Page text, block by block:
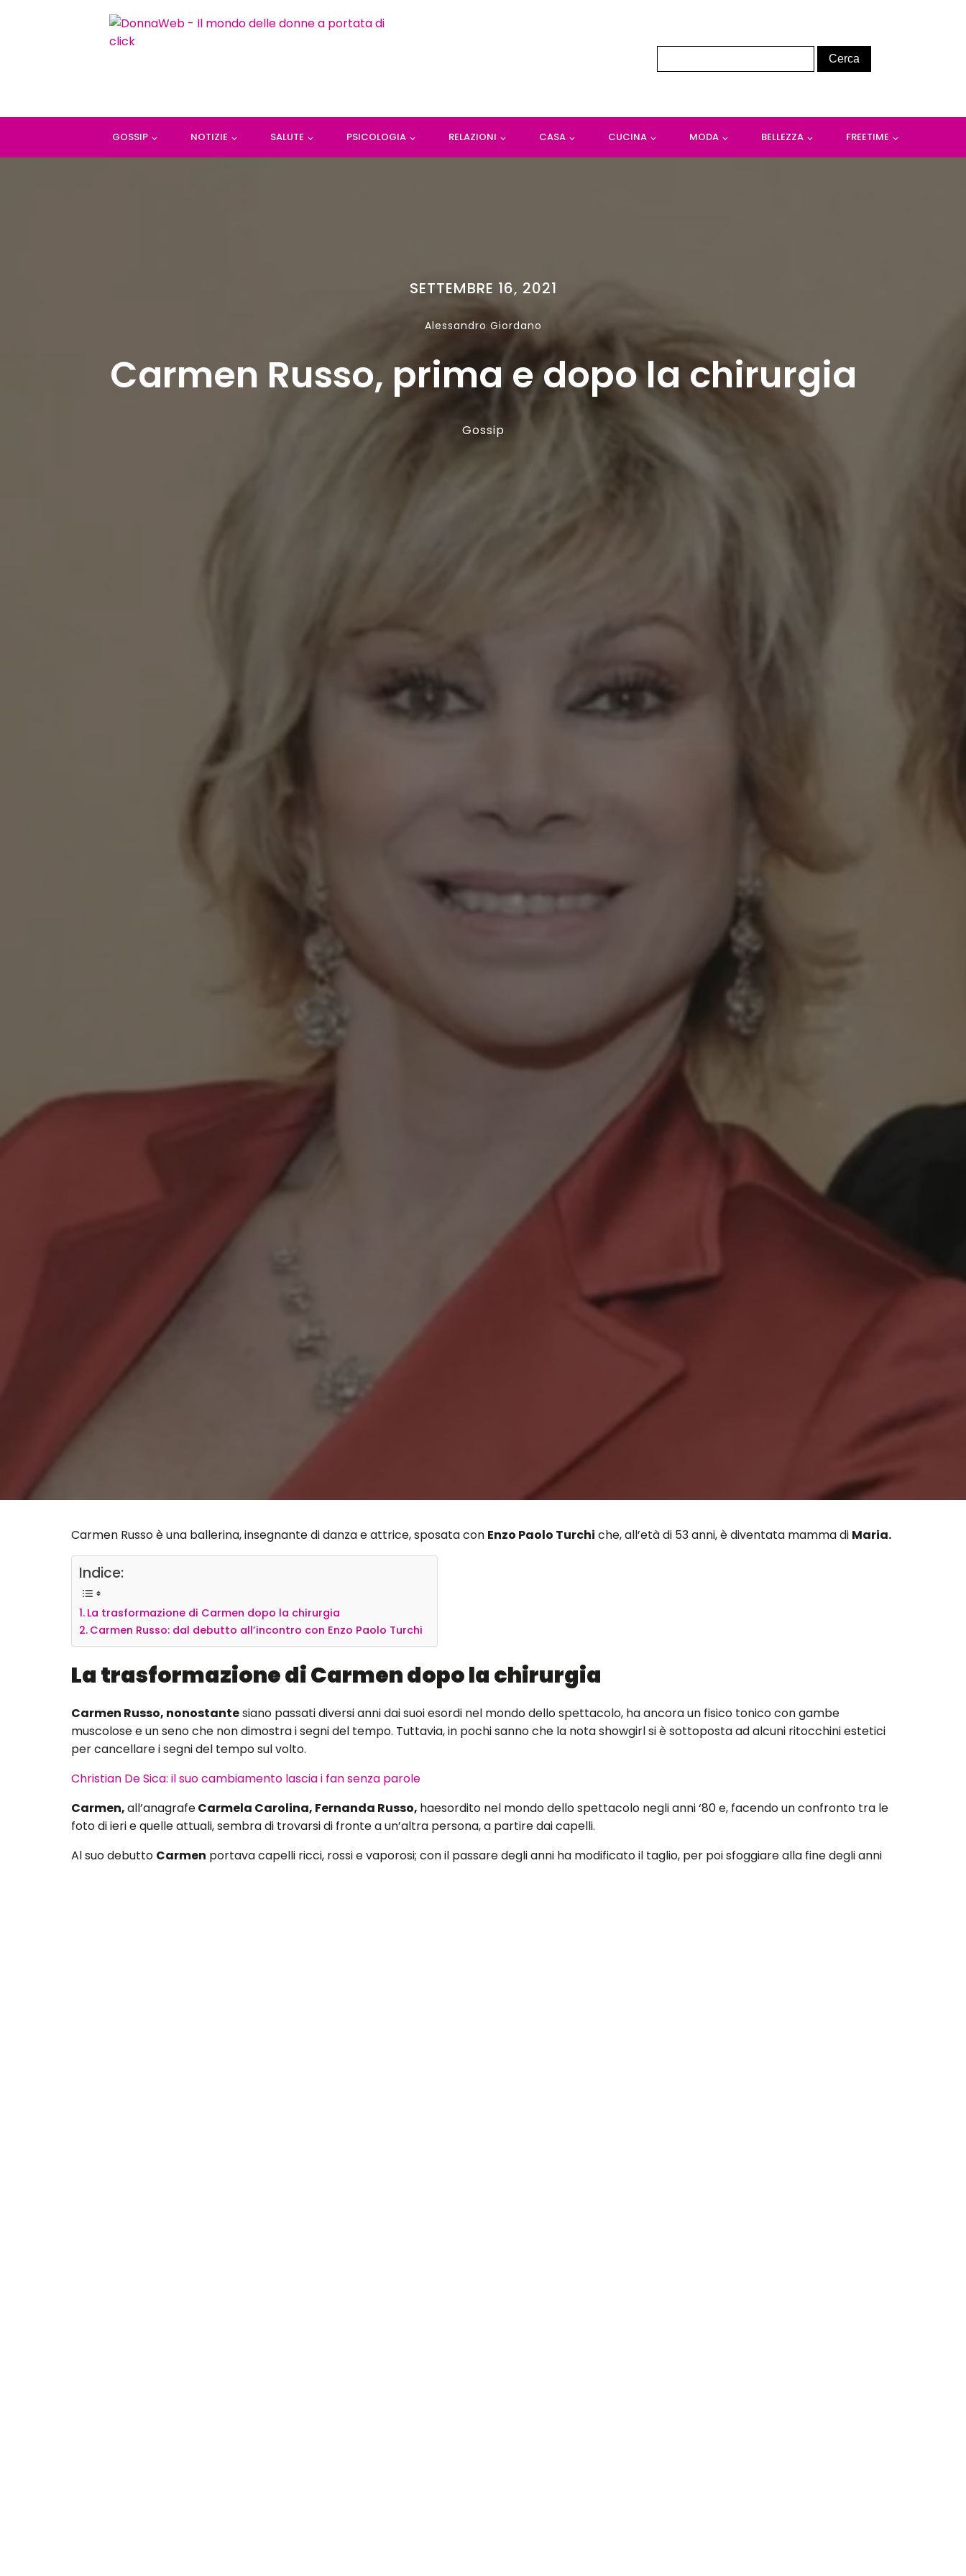
GOSSIP NOTIZIE SALUTE PSICOLOGIA RELAZIONI CASA CUCINA MODA BELLEZZA FREETIME
SETTEMBRE 16, 2021
Alessandro Giordano
Carmen Russo, prima e dopo la chirurgia
Gossip
Carmen Russo è una ballerina, insegnante di danza e attrice, sposata con Enzo Paolo Turchi che, all’età di 53 anni, è diventata mamma di Maria.
Indice:
La trasformazione di Carmen dopo la chirurgia
Carmen Russo: dal debutto all’incontro con Enzo Paolo Turchi
La trasformazione di Carmen dopo la chirurgia
Carmen Russo, nonostantesiano passati diversi anni dai suoi esordi nel mondo dello spettacolo, ha ancora un fisico tonico con gambe
muscolose e un seno che non dimostra i segni del tempo. Tuttavia, in pochi sanno che la nota showgirl si è sottoposta ad alcuni ritocchini estetici
per cancellare i segni del tempo sul volto.
Christian De Sica: il suo cambiamento lascia i fan senza parole
Carmen,all’anagrafeCarmela Carolina, Fernanda Russo, haesordito nel mondo dello spettacolo negli anni ‘80 e, facendo un confronto tra le
foto di ieri e quelle attuali, sembra di trovarsi di fronte a un’altra persona, a partire dai capelli.
Al suo debutto Carmen portava capelli ricci, rossi e vaporosi; con il passare degli anni ha modificato il taglio, per poi sfoggiare alla fine degli anni